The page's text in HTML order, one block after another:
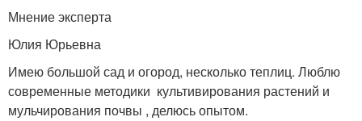
Мнение эксперта
Юлия Юрьевна
Имею большой сад и огород, несколько теплиц. Люблю
современные методики культивирования растений и
мульчирования почвы , делюсь опытом.